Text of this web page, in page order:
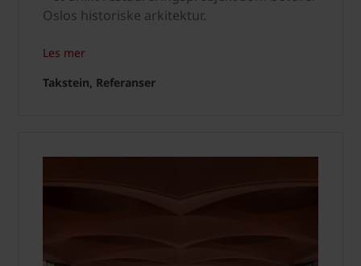
Oslos historiske arkitektur.
Les mer
Takstein, Referanser